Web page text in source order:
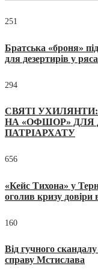
251
Братська «броня»
для дезертирів у
294
СВЯТІ
НА «ОФШОР» ДЛЯ
ПАТРІАРХАТУ
656
«Кейс Тихона» у
оголив кризу
160
Від гучного
справу Мстислава